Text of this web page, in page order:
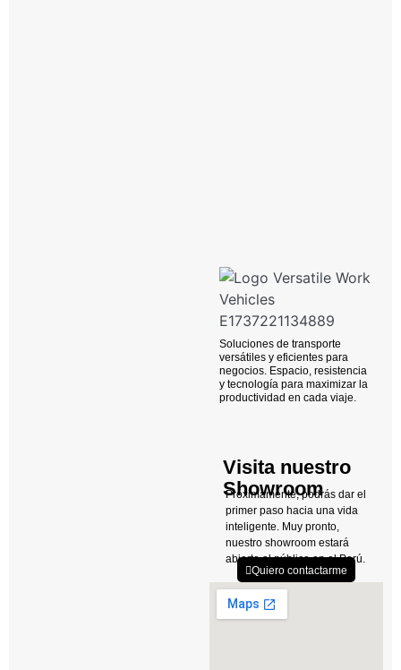
Soluciones de transporte
versátiles y eficientes para
negocios. Espacio, resistencia
y tecnología para maximizar la
productividad en cada viaje.
Visita nuestro
Showroom
Próximamente, podrás dar el
primer paso hacia una vida
inteligente. Muy pronto,
nuestro showroom estará
abierto al público en el Perú.
Quiero contactarme